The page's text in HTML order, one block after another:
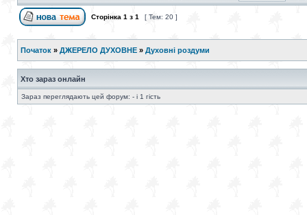
Сторінка 1 з 1 [ Тем: 20 ]
Початок » ДЖЕРЕЛО ДУХОВНЕ » Духовні роздуми
Хто зараз онлайн
Зараз переглядають цей форум: - і 1 гість